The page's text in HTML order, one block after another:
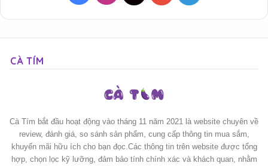
CÀ TÍM
Cà Tím bắt đầu hoạt động vào tháng 11 năm 2021 là website chuyên về
review, đánh giá, so sánh sản phẩm, cung cấp thông tin mua sắm,
khuyến mãi hữu ích cho bạn đọc.Các thông tin trên website được tổng
hợp, chọn lọc kỹ lưỡng, đảm bảo tính chính xác và khách quan, nhằm